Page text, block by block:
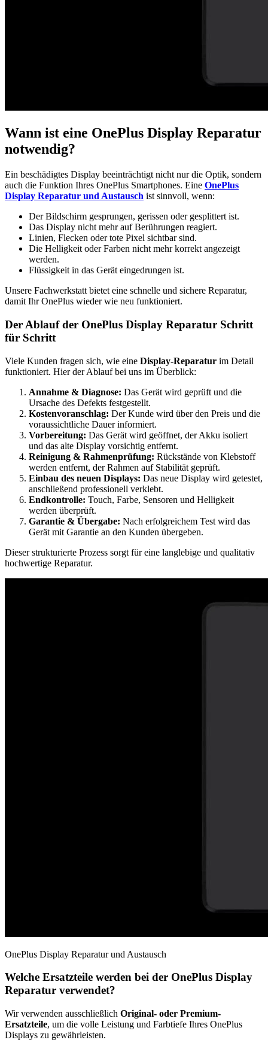
Wann ist eine OnePlus Display Reparatur
notwendig?
Ein beschädigtes Display beeinträchtigt nicht nur die Optik, sondern
auch die Funktion Ihres OnePlus Smartphones. Eine OnePlus
Display Reparatur und Austausch ist sinnvoll, wenn:
Der Bildschirm gesprungen, gerissen oder gesplittert ist.
Das Display nicht mehr auf Berührungen reagiert.
Linien, Flecken oder tote Pixel sichtbar sind.
Die Helligkeit oder Farben nicht mehr korrekt angezeigt
werden.
Flüssigkeit in das Gerät eingedrungen ist.
Unsere Fachwerkstatt bietet eine schnelle und sichere Reparatur,
damit Ihr OnePlus wieder wie neu funktioniert.
Der Ablauf der OnePlus Display Reparatur Schritt
für Schritt
Viele Kunden fragen sich, wie eine Display-Reparatur im Detail
funktioniert. Hier der Ablauf bei uns im Überblick:
Annahme & Diagnose: Das Gerät wird geprüft und die
Ursache des Defekts festgestellt.
Kostenvoranschlag: Der Kunde wird über den Preis und die
voraussichtliche Dauer informiert.
Vorbereitung: Das Gerät wird geöffnet, der Akku isoliert
und das alte Display vorsichtig entfernt.
Reinigung & Rahmenprüfung: Rückstände von Klebstoff
werden entfernt, der Rahmen auf Stabilität geprüft.
Einbau des neuen Displays: Das neue Display wird getestet,
anschließend professionell verklebt.
Endkontrolle: Touch, Farbe, Sensoren und Helligkeit
werden überprüft.
Garantie & Übergabe: Nach erfolgreichem Test wird das
Gerät mit Garantie an den Kunden übergeben.
Dieser strukturierte Prozess sorgt für eine langlebige und qualitativ
hochwertige Reparatur.
OnePlus Display Reparatur und Austausch
Welche Ersatzteile werden bei der OnePlus Display
Reparatur verwendet?
Wir verwenden ausschließlich Original- oder Premium-
Ersatzteile, um die volle Leistung und Farbtiefe Ihres OnePlus
Displays zu gewährleisten.